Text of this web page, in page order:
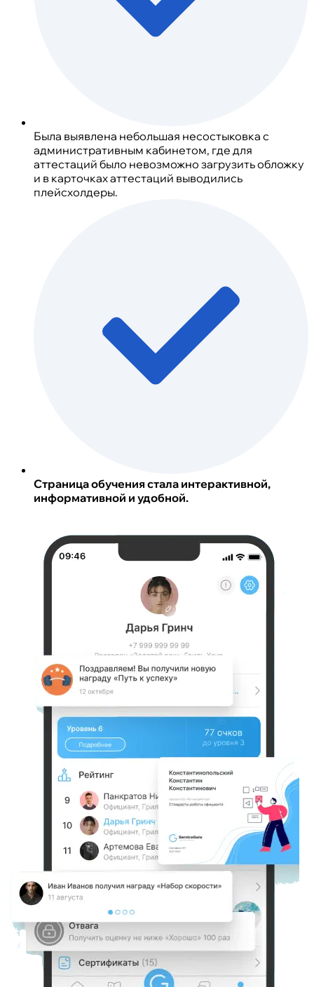
Была выявлена небольшая несостыковка с
административным кабинетом, где для
аттестаций было невозможно загрузить обложку
и в карточках аттестаций выводились
плейсхолдеры.
Страница обучения стала интерактивной,
информативной и удобной.